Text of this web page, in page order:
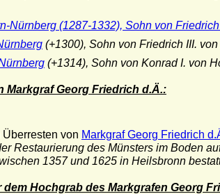
Nürnberg (1287-1332), Sohn von
(+1300), Sohn von Friedrich III.
(+1314), Sohn von Konrad I. von
Markgraf Georg Friedrich d.Ä.:
von Markgraf Georg Friedrich
Restaurierung des Münsters im Boden
1357 und 1625 in Heilsbronn
Hochgrab des Markgrafen Georg